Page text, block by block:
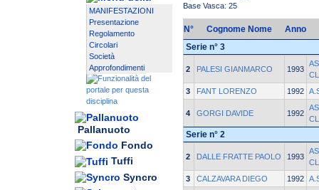
MANIFESTAZIONI
Presentazione
Regolamento
Circolari
Società
Approfondimenti
Pallanuoto
Fondo
Tuffi
Syncro
Base Vasca: 25
N° Cognome Nome
Anno
Serie n° 3
2 PALESI GIANMARCO 1993
3
FANT LORENZO 1992
4 GORGI DAVIDE 1992
Serie n° 2
2 DALLE FRATTE PAOLO 1993
3
CALZAVARA DIEGO 1992